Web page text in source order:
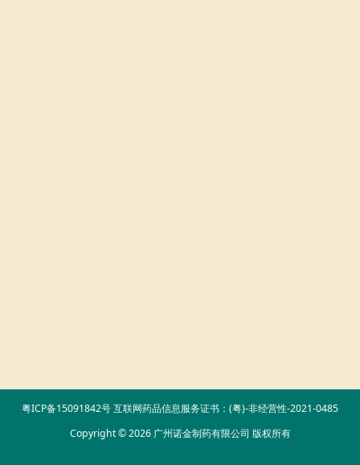
粤ICP备15091842号互联网药品信息服务证书：(粤)-非经营性-2021-0485
Copyright © 2026 广州诺金制药有限公司 版权所有